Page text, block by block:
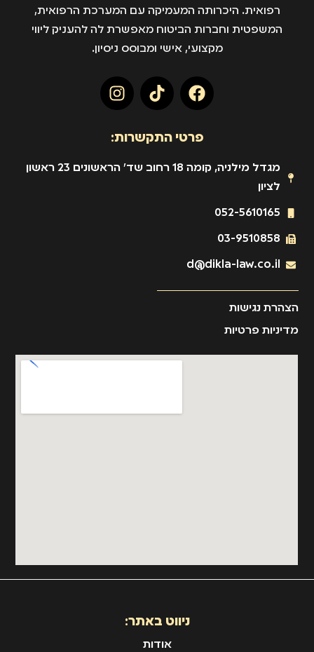
רפואית. היכרותה המעמיקה עם המערכת הרפואית,
המשפטית וחברות הביטוח מאפשרת לה להעניק ליווי
מקצועי, אישי ומבוסס ניסיון.
פרטי התקשרות:
מגדל מילניה, קומה 18 רחוב שד' הראשונים 23 ראשון
לציון
052-5610165
03-9510858
d@dikla-law.co.il
הצהרת נגישות
מדיניות פרטיות
ניווט באתר:
אודות